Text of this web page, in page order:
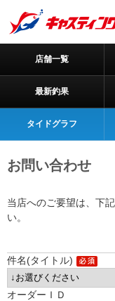
店舗一覧
最新釣果
タイドグラフ
お問い合わせ
当店へのご要望は、下
い。
件名(タイトル)
オーダーＩＤ